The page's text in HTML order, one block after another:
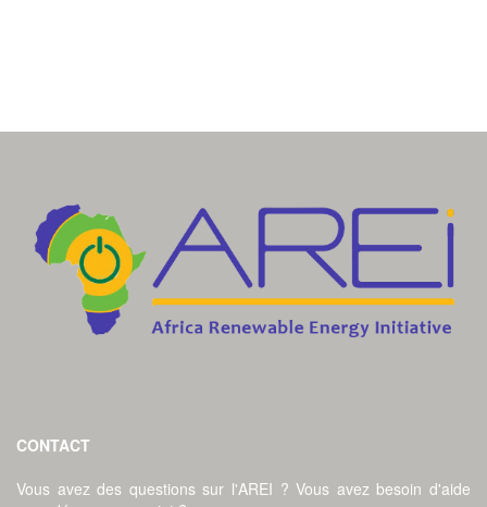
CONTACT
Vous avez des questions sur l'AREI ? Vous avez besoin d'aide